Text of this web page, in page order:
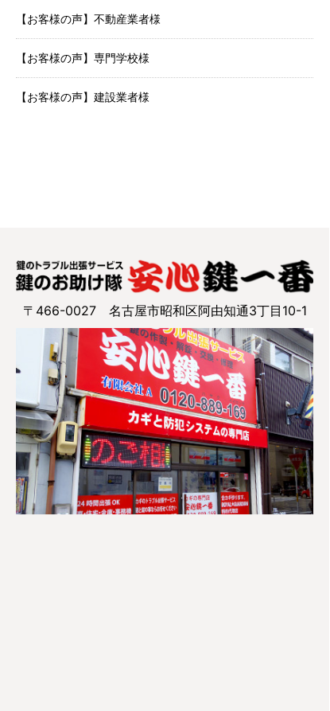
【お客様の声】不動産業者様
【お客様の声】専門学校様
【お客様の声】建設業者様
〒466-0027 名古屋市昭和区阿由知通3丁目10-1